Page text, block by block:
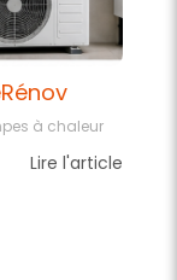
à chaleur
Lire l'article